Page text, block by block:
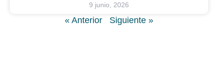
9 junio, 2026
« Anterior Siguiente »